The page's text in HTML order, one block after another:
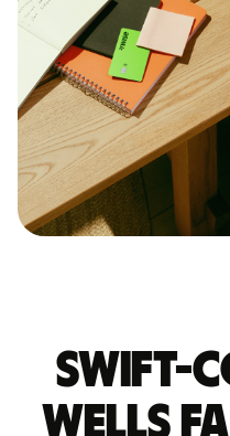
Swift-
WELLS